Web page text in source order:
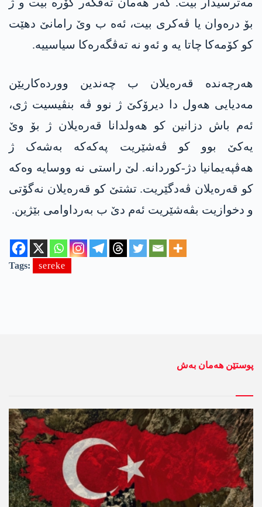
مەترسیدار بیت. گەر ھەمان تەڤگەر کۆرە بیت و ژ
بۆ درەوان یا ڤەکری بیت، ئەە ب وێ رامانێ دهێت
کو کۆمەکا چاتا یە و ئەو نە تەڤگەرەکا سیاسییە.
ھەرچەندە قەرەیلان ب چەندین ووردەکاریێن
مەدیایی ھەول دا دیرۆکێ ژ نوو ڤە بنڤیسیت ژی،
ئەم باش دزانین کو ھەولدانا قەرەیلان ژ بۆ وێ
یەکێ بوو کو ڤەشێریت پەکەکە بەشەک ژ
ھەڤپەیمانیا دژ-کوردانە. لێ راستی نە ووسایە وەکە
کو قەرەیلان ڤەدگێریت. تشتێ کو قەرەیلان نەگۆتی
و دخوازیت بڤەشێریت ئەم دێ ب بەرداوامی بێژین.
Tags: sereke
پوستێن ھەمان بەش